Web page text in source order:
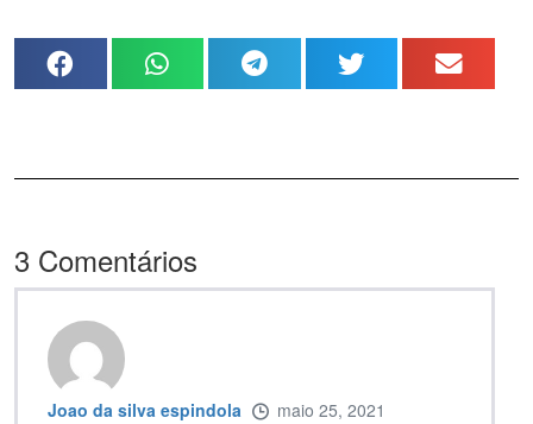
3 Comentários
Joao da silva espindola maio 25, 2021